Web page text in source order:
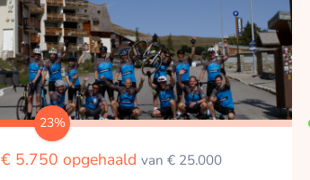
23%
€ 5.750 opgehaald van € 25.000